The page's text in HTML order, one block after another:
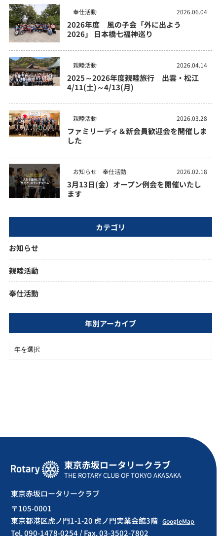
奉仕活動 2026.06.04
2026年度 風の子会「外に出よう
2026」 日本橋七福神巡り
親睦活動 2026.04.14
2025～2026年度親睦旅行 出雲・松江
4/11(土)～4/13(月)
親睦活動 2026.03.28
ファミリーディ＆新会員歓迎会を開催しま
した
お知らせ 奉仕活動 2026.02.18
3月13日(金）オープン例会を開催いたし
ます
カテゴリ
お知らせ
親睦活動
奉仕活動
年別アーカイブ
東京赤坂ロータリークラブ
THE ROTARY CLUB OF TOKYO AKASAKA
東京赤坂ロータリークラブ
〒105-0001
東京都港区虎ノ門1-1-20 虎ノ門実業会館3階 GoogleMap
Tel. 090-1478-0254 / Fax. 03-3502-7802